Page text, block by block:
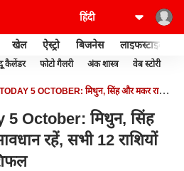
खेल ऐस्ट्रो बिजनेस लाइफस्टाइल
कैलेंडर फोटो गैलरी अंक शास्त्र वेब स्टोरी
5 OCTOBER: मिथुन, सिंह और मकर राशि
5 October: मिथुन, सिंह
रहें, सभी 12 राशियों